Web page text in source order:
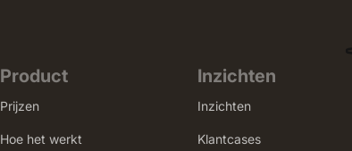
Product
Prijzen
Hoe het werkt
Inzichten
Inzichten
Klantcases